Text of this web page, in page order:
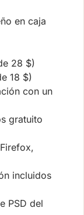
en caja
28 $)
18 $)
con un
gratuito
incluidos
PSD del